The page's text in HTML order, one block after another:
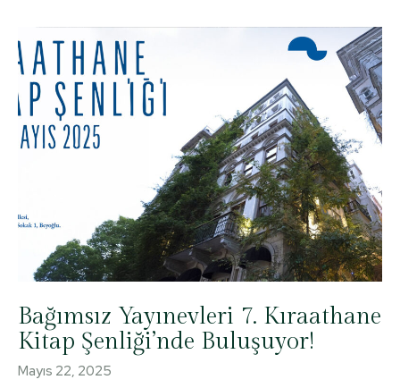
Bağımsız Yayınevleri 7. Kıraathane
Kitap Şenliği’nde Buluşuyor!
Mayıs 22, 2025